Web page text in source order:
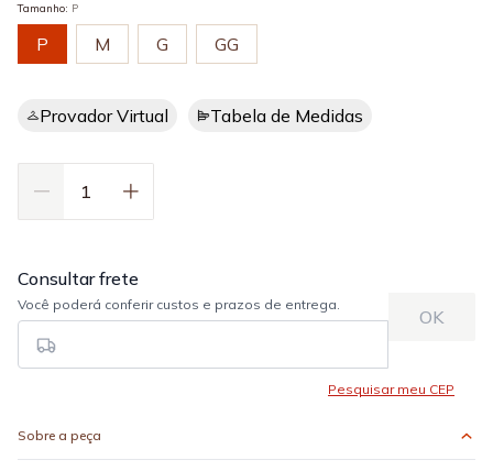
Tamanho: P
P M G GG
Provador Virtual Tabela de Medidas
Sobre a peça